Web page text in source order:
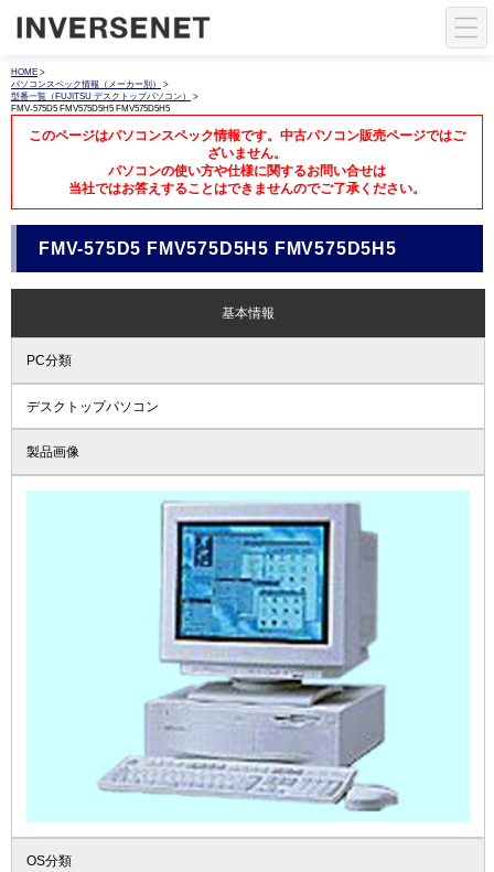
HOME >
パソコンスペック情報（メーカー別）
>
型番一覧（FUJITSU デスクトップパソコン）
>
FMV-575D5 FMV575D5H5 FMV575D5H5
このページはパソコンスペック情報です。中古パソコン販売ページではご
ざいません。
パソコンの使い方や仕様に関するお問い合せは
当社ではお答えすることはできませんのでご了承ください。
FMV-575D5 FMV575D5H5 FMV575D5H5
基本情報
PC分類
デスクトップパソコン
製品画像
OS分類